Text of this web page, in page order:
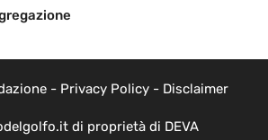
- Privacy Policy- Disclaimer
di proprietà di DEVA